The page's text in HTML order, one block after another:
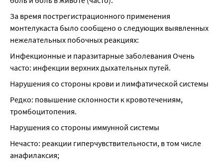
За время пострегистрационного применения
монтелукаста было сообщено о следующих выявленных
нежелательных побочных реакциях:
Инфекционные и паразитарные заболевания Очень
часто: инфекции верхних дыхательных путей.
Нарушения со стороны крови и лимфатической системы
Редко: повышение склонности к кровотечениям,
тромбоцитопения.
Нарушения со стороны иммунной системы
Нечасто: реакции гиперчувствительности, в том числе
анафилаксия;